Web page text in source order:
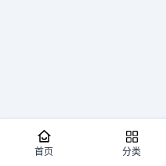
首页 分类